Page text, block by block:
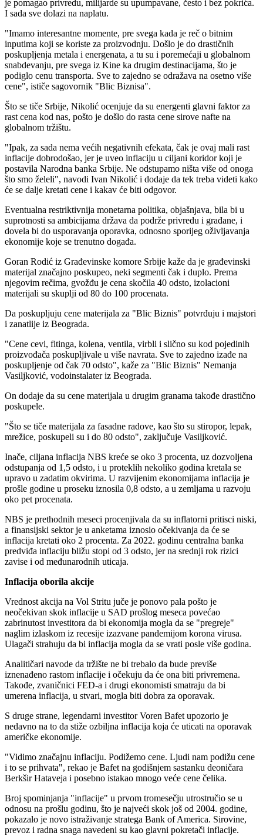
je pomagao privredu, milijarde su upumpavane, često i bez pokrića.
I sada sve dolazi na naplatu.
"Imamo interesantne momente, pre svega kada je reč o bitnim
inputima koji se koriste za proizvodnju. Došlo je do drastičnih
poskupljenja metala i energenata, a tu su i poremećaji u globalnom
snabdevanju, pre svega iz Kine ka drugim destinacijama, što je
podiglo cenu transporta. Sve to zajedno se odražava na osetno više
cene", ističe sagovornik "Blic Biznisa".
Što se tiče Srbije, Nikolić ocenjuje da su energenti glavni faktor za
rast cena kod nas, pošto je došlo do rasta cene sirove nafte na
globalnom tržištu.
"Ipak, za sada nema većih negativnih efekata, čak je ovaj mali rast
inflacije dobrodošao, jer je uveo inflaciju u ciljani koridor koji je
postavila Narodna banka Srbije. Ne odstupamo ništa više od onoga
što smo želeli", navodi Ivan Nikolić i dodaje da tek treba videti kako
će se dalje kretati cene i kakav će biti odgovor.
Eventualna restriktivnija monetarna politika, objašnjava, bila bi u
suprotnosti sa ambicijama država da podrže privredu i građane, i
dovela bi do usporavanja oporavka, odnosno sporijeg oživljavanja
ekonomije koje se trenutno događa.
Goran Rodić iz Građevinske komore Srbije kaže da je građevinski
materijal značajno poskupeo, neki segmenti čak i duplo. Prema
njegovim rečima, gvožđu je cena skočila 40 odsto, izolacioni
materijali su skuplji od 80 do 100 procenata.
Da poskupljuju cene materijala za "Blic Biznis" potvrđuju i majstori
i zanatlije iz Beograda.
"Cene cevi, fitinga, kolena, ventila, virbli i slično su kod pojedinih
proizvođača poskupljivale u više navrata. Sve to zajedno izađe na
poskupljenje od čak 70 odsto", kaže za "Blic Biznis" Nemanja
Vasiljković, vodoinstalater iz Beograda.
On dodaje da su cene materijala u drugim granama takođe drastično
poskupele.
"Što se tiče materijala za fasadne radove, kao što su stiropor, lepak,
mrežice, poskupeli su i do 80 odsto", zaključuje Vasiljković.
Inače, ciljana inflacija NBS kreće se oko 3 procenta, uz dozvoljena
odstupanja od 1,5 odsto, i u proteklih nekoliko godina kretala se
upravo u zadatim okvirima. U razvijenim ekonomijama inflacija je
prošle godine u proseku iznosila 0,8 odsto, a u zemljama u razvoju
oko pet procenata.
NBS je prethodnih meseci procenjivala da su inflatorni pritisci niski,
a finansijski sektor je u anketama iznosio očekivanja da će se
inflacija kretati oko 2 procenta. Za 2022. godinu centralna banka
predviđa inflaciju bližu stopi od 3 odsto, jer na srednji rok rizici
zavise i od međunarodnih uticaja.
Inflacija oborila akcije
Vrednost akcija na Vol Stritu juče je ponovo pala pošto je
neočekivan skok inflacije u SAD prošlog meseca povećao
zabrinutost investitora da bi ekonomija mogla da se "pregreje"
naglim izlaskom iz recesije izazvane pandemijom korona virusa.
Ulagači strahuju da bi inflacija mogla da se vrati posle više godina.
Analitičari navode da tržište ne bi trebalo da bude previše
iznenađeno rastom inflacije i očekuju da će ona biti privremena.
Takođe, zvaničnici FED-a i drugi ekonomisti smatraju da bi
umerena inflacija, u stvari, mogla biti dobra za oporavak.
S druge strane, legendarni investitor Voren Bafet upozorio je
nedavno na to da stiže ozbiljna inflacija koja će uticati na oporavak
američke ekonomije.
"Vidimo značajnu inflaciju. Podižemo cene. Ljudi nam podižu cene
i to se prihvata", rekao je Bafet na godišnjem sastanku deoničara
Berkšir Hataveja i posebno istakao mnogo veće cene čelika.
Broj spominjanja "inflacije" u prvom tromesečju utrostručio se u
odnosu na prošlu godinu, što je najveći skok još od 2004. godine,
pokazalo je novo istraživanje stratega Bank of America. Sirovine,
prevoz i radna snaga navedeni su kao glavni pokretači inflacije.